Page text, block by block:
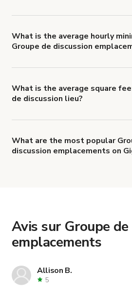
average 15 people per booking.
What is the average hourly
Groupe de discussion
What is the average square
de discussion lieu?
2083046 square feet.
What are the most popular
discussion emplacements on
Avis sur Groupe
emplacements
Allison B.
5